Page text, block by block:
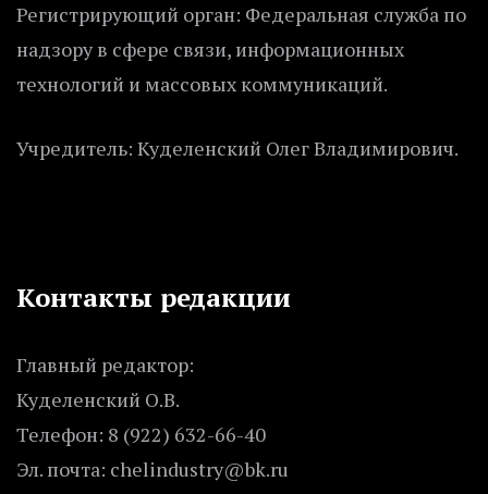
Регистрирующий орган: Федеральная служба по
надзору в сфере связи, информационных
технологий и массовых коммуникаций.
Учредитель: Куделенский Олег Владимирович.
Контакты редакции
Главный редактор:
Куделенский О.В.
Телефон: 8 (922) 632-66-40
Эл. почта: chelindustry@bk.ru